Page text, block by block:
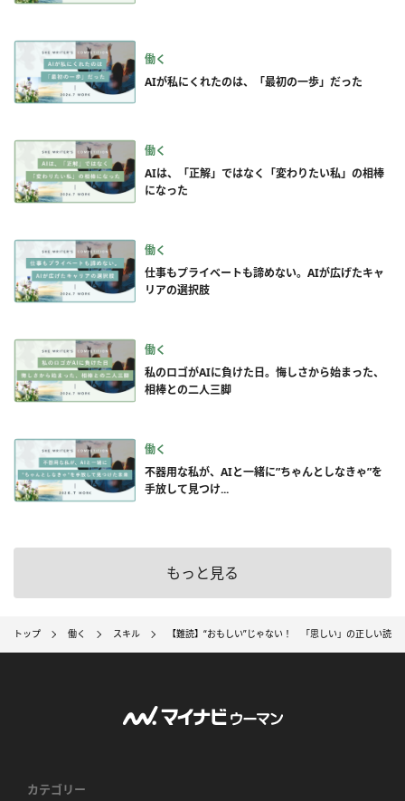
働く
AIが私にくれたのは、「最初の一歩」だった
働く
AIは、「正解」ではなく「変わりたい私」の相棒
になった
働く
仕事もプライベートも諦めない。AIが広げたキャ
リアの選択肢
働く
私のロゴがAIに負けた日。悔しさから始まった、
相棒との二人三脚
働く
不器用な私が、AIと一緒に”ちゃんとしなきゃ”を
手放して見つけ...
もっと見る
トップ 働く スキル 【難読】“おもしい”じゃない！ 「思しい」の正しい読み
カテゴリー